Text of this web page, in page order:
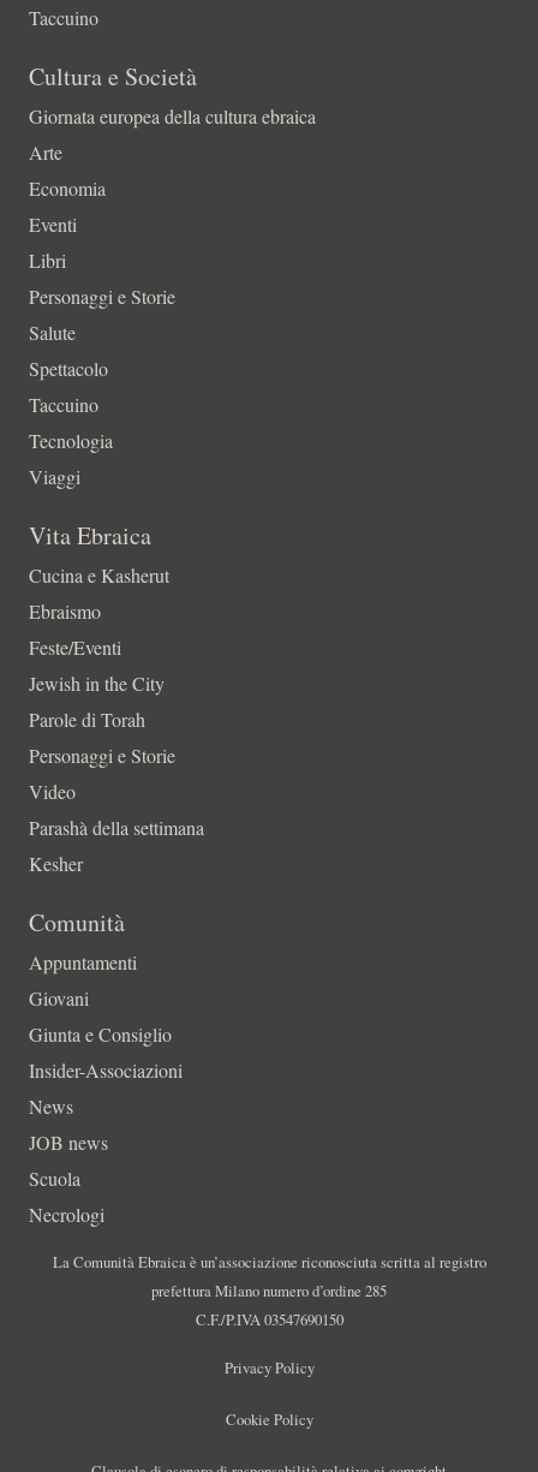
Taccuino
Cultura e Società
Giornata europea della cultura ebraica
Arte
Economia
Eventi
Libri
Personaggi e Storie
Salute
Spettacolo
Taccuino
Tecnologia
Viaggi
Vita Ebraica
Cucina e Kasherut
Ebraismo
Feste/Eventi
Jewish in the City
Parole di Torah
Personaggi e Storie
Video
Parashà della settimana
Kesher
Comunità
Appuntamenti
Giovani
Giunta e Consiglio
Insider-Associazioni
News
JOB news
Scuola
Necrologi
La Comunità Ebraica è un’associazione riconosciuta scritta al registro
prefettura Milano numero d’ordine 285
C.F./P.IVA 03547690150
Privacy Policy
Cookie Policy